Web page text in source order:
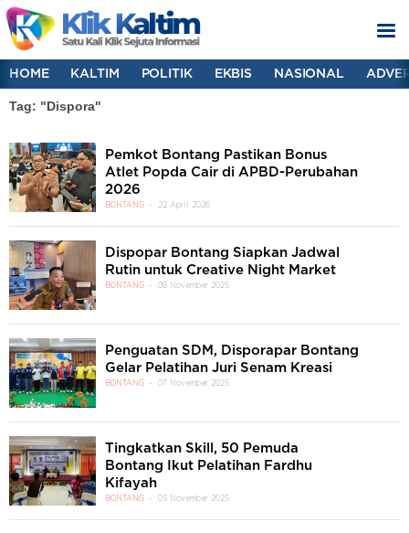
HOME KALTIM POLITIK EKBIS NASIONAL
Tag: "Dispora"
Pemkot Bontang Pastikan Bonus
Atlet Popda Cair di APBD-Perubahan
2026
BONTANG 22 April 2026
Dispopar Bontang Siapkan Jadwal
Rutin untuk Creative Night Market
BONTANG 08 November 2025
Penguatan SDM, Disporapar Bontang
Gelar Pelatihan Juri Senam Kreasi
BONTANG 07 November 2025
Tingkatkan Skill, 50 Pemuda
Bontang Ikut Pelatihan Fardhu
Kifayah
BONTANG 05 November 2025